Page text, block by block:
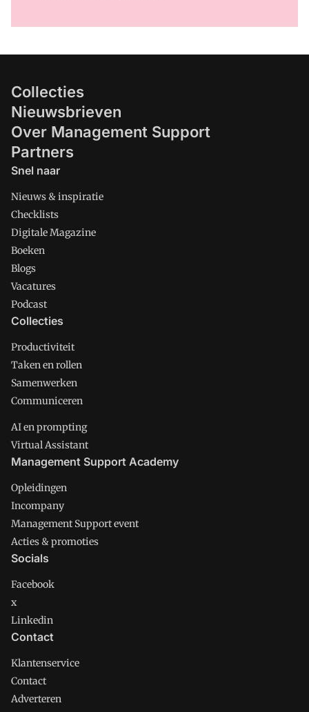
Collecties
Nieuwsbrieven
Over Management Support
Partners
Snel naar
Nieuws & inspiratie
Checklists
Digitale Magazine
Boeken
Blogs
Vacatures
Podcast
Collecties
Productiviteit
Taken en rollen
Samenwerken
Communiceren
AI en prompting
Virtual Assistant
Management Support Academy
Opleidingen
Incompany
Management Support event
Acties & promoties
Socials
Facebook
x
Linkedin
Contact
Klantenservice
Contact
Adverteren